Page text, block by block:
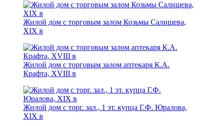
Жилой дом с торговым залом Козьмы Салищева,
XIX в
Жилой дом с торговым залом аптекаря К.А.
Крафта, XVIII в
Жилой дом с торг. зал., 1 эт. купца Г.Ф. Юралова,
XIX в